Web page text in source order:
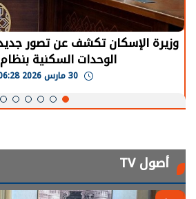
وزيرة الإسكان تكشف عن تصور
الوحدات السكنية بنظام
أصول TV